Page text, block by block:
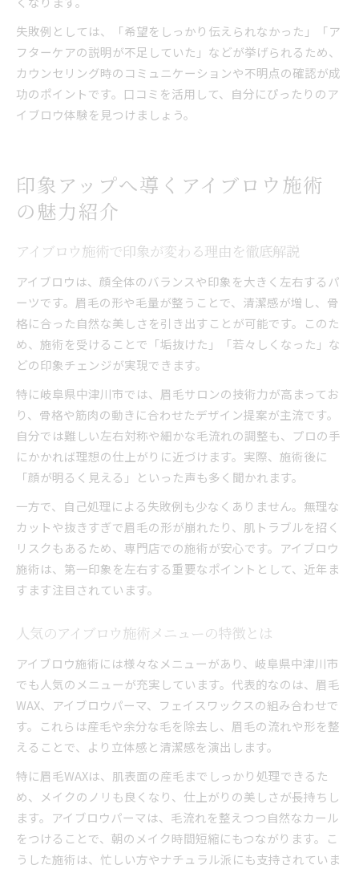
失敗例としては、「希望をしっかり伝えられなかった」「ア
フターケアの説明が不足していた」などが挙げられるため、
カウンセリング時のコミュニケーションや不明点の確認が成
功のポイントです。口コミを活用して、自分にぴったりのア
イブロウ体験を見つけましょう。
印象アップへ導くアイブロウ施術
の魅力紹介
アイブロウ施術で印象が変わる理由を徹底解説
アイブロウは、顔全体のバランスや印象を大きく左右するパ
ーツです。眉毛の形や毛量が整うことで、清潔感が増し、骨
格に合った自然な美しさを引き出すことが可能です。このた
め、施術を受けることで「垢抜けた」「若々しくなった」な
どの印象チェンジが実現できます。
特に岐阜県中津川市では、眉毛サロンの技術力が高まってお
り、骨格や筋肉の動きに合わせたデザイン提案が主流です。
自分では難しい左右対称や細かな毛流れの調整も、プロの手
にかかれば理想の仕上がりに近づけます。実際、施術後に
「顔が明るく見える」といった声も多く聞かれます。
一方で、自己処理による失敗例も少なくありません。無理な
カットや抜きすぎで眉毛の形が崩れたり、肌トラブルを招く
リスクもあるため、専門店での施術が安心です。アイブロウ
施術は、第一印象を左右する重要なポイントとして、近年ま
すます注目されています。
人気のアイブロウ施術メニューの特徴とは
アイブロウ施術には様々なメニューがあり、岐阜県中津川市
でも人気のメニューが充実しています。代表的なのは、眉毛
WAX、アイブロウパーマ、フェイスワックスの組み合わせで
す。これらは産毛や余分な毛を除去し、眉毛の流れや形を整
えることで、より立体感と清潔感を演出します。
特に眉毛WAXは、肌表面の産毛までしっかり処理できるた
め、メイクのノリも良くなり、仕上がりの美しさが長持ちし
ます。アイブロウパーマは、毛流れを整えつつ自然なカール
をつけることで、朝のメイク時間短縮にもつながります。こ
うした施術は、忙しい方やナチュラル派にも支持されていま